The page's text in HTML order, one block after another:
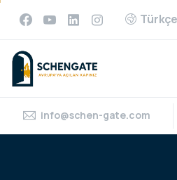
Türkçe
info@schen-gate.com